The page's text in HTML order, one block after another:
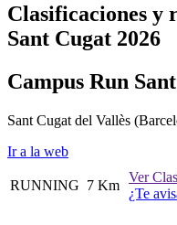
Clasificaciones y
Sant Cugat 2026
Campus Run
Sant Cugat del Vallès
Ir a la web
RUNNING 7 Km
Ver
¿Te